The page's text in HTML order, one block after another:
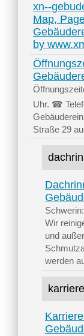
xn--
Map,
by
Uhr. ☎
Straße 29
Wir
und
werden